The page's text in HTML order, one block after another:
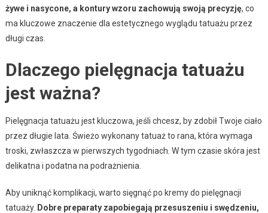
żywe i nasycone, a kontury wzoru zachowują swoją precyzję, co
ma kluczowe znaczenie dla estetycznego wyglądu tatuażu przez
długi czas.
Dlaczego pielęgnacja tatuażu
jest ważna?
Pielęgnacja tatuażu jest kluczowa, jeśli chcesz, by zdobił Twoje ciało
przez długie lata. Świeżo wykonany tatuaż to rana, która wymaga
troski, zwłaszcza w pierwszych tygodniach. W tym czasie skóra jest
delikatna i podatna na podrażnienia.
Aby uniknąć komplikacji, warto sięgnąć po kremy do pielęgnacji
tatuaży. Dobre preparaty zapobiegają przesuszeniu i swędzeniu,